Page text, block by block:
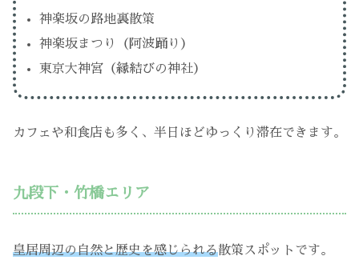
神楽坂の路地裏散策
神楽坂まつり（阿波踊り）
東京大神宮（縁結びの神社）
カフェや和食店も多く、半日ほどゆっくり滞在できます。
九段下・竹橋エリア
皇居周辺の自然と歴史を感じられる散策スポットです。